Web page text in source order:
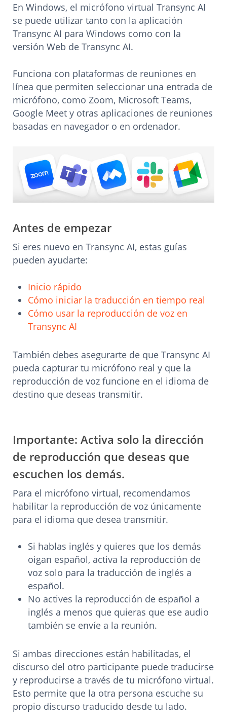
En Windows, el micrófono virtual Transync AI
se puede utilizar tanto con la aplicación
Transync AI para Windows como con la
versión Web de Transync AI.
Funciona con plataformas de reuniones en
línea que permiten seleccionar una entrada de
micrófono, como Zoom, Microsoft Teams,
Google Meet y otras aplicaciones de reuniones
basadas en navegador o en ordenador.
Antes de empezar
Si eres nuevo en Transync AI, estas guías
pueden ayudarte:
Inicio rápido
Cómo iniciar la traducción en tiempo real
Cómo usar la reproducción de voz en
Transync AI
También debes asegurarte de que Transync AI
pueda capturar tu micrófono real y que la
reproducción de voz funcione en el idioma de
destino que deseas transmitir.
Importante: Activa solo la dirección
de reproducción que deseas que
escuchen los demás.
Para el micrófono virtual, recomendamos
habilitar la reproducción de voz únicamente
para el idioma que desea transmitir.
Si hablas inglés y quieres que los demás
oigan español, activa la reproducción de
voz solo para la traducción de inglés a
español.
No actives la reproducción de español a
inglés a menos que quieras que ese audio
también se envíe a la reunión.
Si ambas direcciones están habilitadas, el
discurso del otro participante puede traducirse
y reproducirse a través de tu micrófono virtual.
Esto permite que la otra persona escuche su
propio discurso traducido desde tu lado.